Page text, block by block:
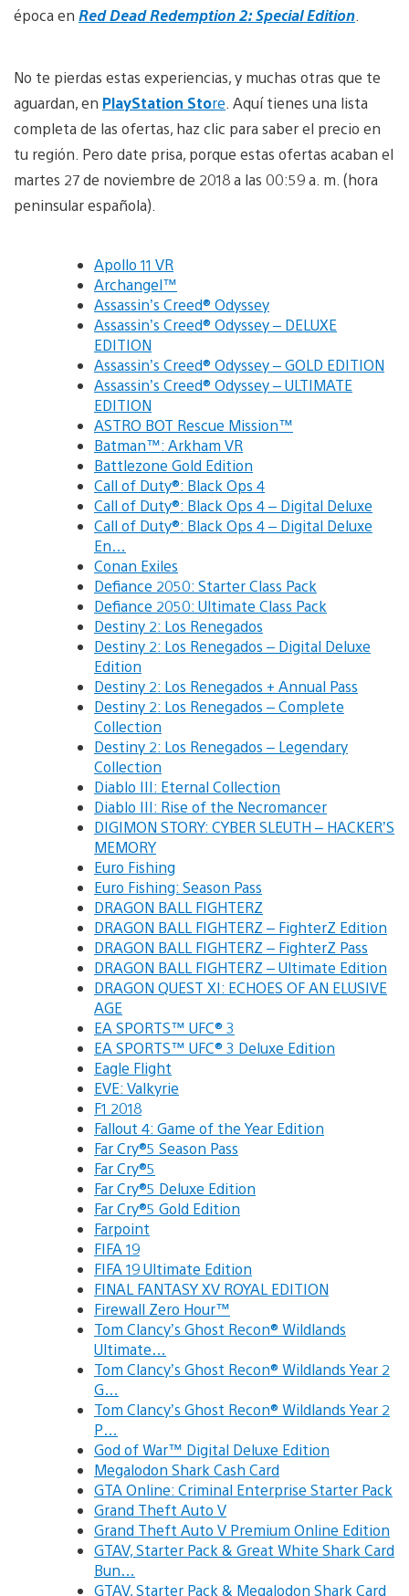
época en Red Dead Redemption 2: Special Edition
No te pierdas estas experiencias, y muchas otras que te
aguardan, en PlayStation Store . Aquí tienes una lista
completa de las ofertas, haz clic para saber el precio en
tu región. Pero date prisa, porque estas ofertas acaban el
martes 27 de noviembre de 2018 a las 00:59 a. m. (hora
peninsular española).
Apollo 11 VR
Archangel™
Assassin’s Creed® Odyssey
Assassin’s Creed® Odyssey – DELUXE
EDITION
Assassin’s Creed® Odyssey – GOLD EDITION
Assassin’s Creed® Odyssey – ULTIMATE
EDITION
ASTRO BOT Rescue Mission™
Batman™: Arkham VR
Battlezone Gold Edition
Call of Duty®: Black Ops 4
Call of Duty®: Black Ops 4 – Digital Deluxe
Call of Duty®: Black Ops 4 – Digital Deluxe
En…
Conan Exiles
Defiance 2050: Starter Class Pack
Defiance 2050: Ultimate Class Pack
Destiny 2: Los Renegados
Destiny 2: Los Renegados – Digital Deluxe
Edition
Destiny 2: Los Renegados + Annual Pass
Destiny 2: Los Renegados – Complete
Collection
Destiny 2: Los Renegados – Legendary
Collection
Diablo III: Eternal Collection
Diablo III: Rise of the Necromancer
DIGIMON STORY: CYBER SLEUTH – HACKER’S
MEMORY
Euro Fishing
Euro Fishing: Season Pass
DRAGON BALL FIGHTERZ
DRAGON BALL FIGHTERZ – FighterZ Edition
DRAGON BALL FIGHTERZ – FighterZ Pass
DRAGON BALL FIGHTERZ – Ultimate Edition
DRAGON QUEST XI: ECHOES OF AN ELUSIVE
AGE
EA SPORTS™ UFC® 3
EA SPORTS™ UFC® 3 Deluxe Edition
Eagle Flight
EVE: Valkyrie
F1 2018
Fallout 4: Game of the Year Edition
Far Cry®5 Season Pass
Far Cry®5
Far Cry®5 Deluxe Edition
Far Cry®5 Gold Edition
Farpoint
FIFA 19
FIFA 19 Ultimate Edition
FINAL FANTASY XV ROYAL EDITION
Firewall Zero Hour™
Tom Clancy’s Ghost Recon® Wildlands
Ultimate…
Tom Clancy’s Ghost Recon® Wildlands Year 2
G…
Tom Clancy’s Ghost Recon® Wildlands Year 2
P…
God of War™ Digital Deluxe Edition
Megalodon Shark Cash Card
GTA Online: Criminal Enterprise Starter Pack
Grand Theft Auto V
Grand Theft Auto V Premium Online Edition
GTAV, Starter Pack & Great White Shark Card
Bun…
GTAV, Starter Pack & Megalodon Shark Card